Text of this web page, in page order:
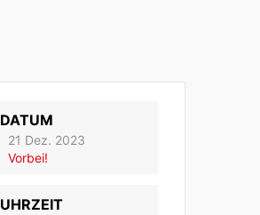
DATUM
21 Dez. 2023
Vorbei!
UHRZEIT